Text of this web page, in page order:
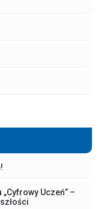
Uczeń” –